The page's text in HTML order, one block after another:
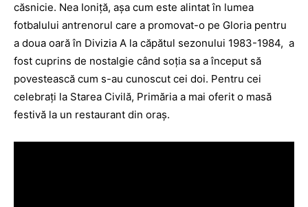
căsnicie. Nea Ioniţă, aşa cum este alintat în lumea
fotbalului antrenorul care a promovat-o pe Gloria pentru
a doua oară în Divizia A la căpătul sezonului 1983-1984, a
fost cuprins de nostalgie când soţia sa a început să
povestească cum s-au cunoscut cei doi. Pentru cei
celebraţi la Starea Civilă, Primăria a mai oferit o masă
festivă la un restaurant din oraș.